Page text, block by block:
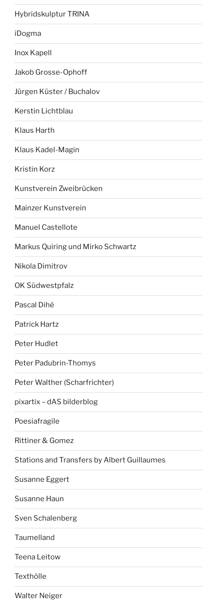
Hybridskulptur TRINA
iDogma
Inox Kapell
Jakob Grosse-Ophoff
Jürgen Küster / Buchalov
Kerstin Lichtblau
Klaus Harth
Klaus Kadel-Magin
Kristin Korz
Kunstverein Zweibrücken
Mainzer Kunstverein
Manuel Castellote
Markus Quiring und Mirko Schwartz
Nikola Dimitrov
OK Südwestpfalz
Pascal Dihé
Patrick Hartz
Peter Hudlet
Peter Padubrin-Thomys
Peter Walther (Scharfrichter)
pixartix – dAS bilderblog
Poesiafragile
Rittiner & Gomez
Stations and Transfers by Albert Guillaumes
Susanne Eggert
Susanne Haun
Sven Schalenberg
Taumelland
Teena Leitow
Texthölle
Walter Neiger